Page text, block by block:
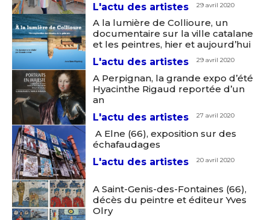
Adresse email*
Nom
Prénom
Statut / Organisation
J'accepte lestermes et conditions
Adresse email*
Nom
Prénom
L'actu des artistes
29 avril 2020
A la lumière de Collioure, un
documentaire sur la ville catalane
et les peintres, hier et aujourd’hui
L'actu des artistes
29 avril 2020
A Perpignan, la grande expo d’été
Hyacinthe Rigaud reportée d’un
an
L'actu des artistes
27 avril 2020
A Elne (66), exposition sur des
échafaudages
L'actu des artistes
20 avril 2020
A Saint-Genis-des-Fontaines (66),
décès du peintre et éditeur Yves
Olry